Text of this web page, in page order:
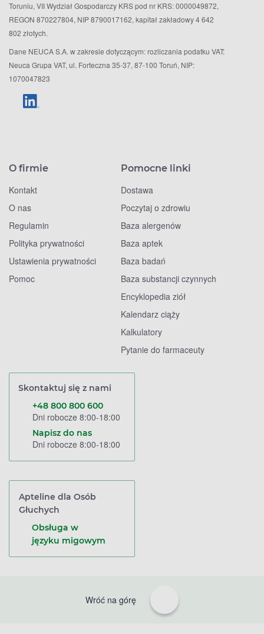
Toruniu, VII Wydział Gospodarczy KRS pod nr KRS: 0000049872,
REGON 870227804, NIP 8790017162, kapitał zakładowy 4 642
802 złotych.
Dane NEUCA S.A. w zakresie dotyczącym: rozliczania podatku VAT:
Neuca Grupa VAT, ul. Forteczna 35-37, 87-100 Toruń, NIP:
1070047823
O firmie
Kontakt
O nas
Regulamin
Polityka prywatności
Ustawienia prywatności
Pomoc
Pomocne linki
Dostawa
Poczytaj o zdrowiu
Baza alergenów
Baza aptek
Baza badań
Baza substancji czynnych
Encyklopedia ziół
Kalendarz ciąży
Kalkulatory
Pytanie do farmaceuty
Skontaktuj się z nami
+48 800 800 600
Dni robocze 8:00-18:00
Napisz do nas
Dni robocze 8:00-18:00
Apteline dla Osób
Głuchych
Obsługa w
języku migowym
Wróć na górę